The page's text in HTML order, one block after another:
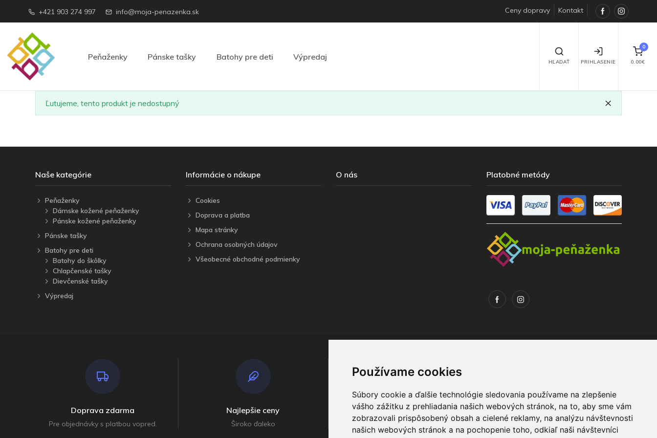
Používame cookies
Súbory cookie a ďalšie technológie sledovania používame na zlepšenie
vášho zážitku z prehliadania našich webových stránok, na to, aby sme vám
zobrazovali prispôsobený obsah a cielené reklamy, na analýzu návštevnosti
našich webových stránok a na pochopenie toho, odkiaľ naši návštevníci
+421 903 274 997 info@moja-penazenka.sk Ceny dopravy Kontakt Facebook
Peňaženky Pánske tašky Batohy pre deti Výpredaj
HĽADAŤ PRIHLASENIE
0
0.00€
×
Ľutujeme, tento produkt je nedostupný
Naše kategórie
Peňaženky
Dámske kožené peňaženky
Pánske kožené peňaženky
Pánske tašky
Batohy pre deti
Batohy do škôlky
Chlapčenské tašky
Dievčenské tašky
Výpredaj
Informácie o nákupe
Cookies
Doprava a platba
Mapa stránky
Ochrana osobných údajov
Všeobecné obchodné podmienky
O nás Platobné metódy
Doprava zdarma
Pre objednávky s platbou vopred.
Najlepšie ceny
Široko ďaleko
Odosielame
V príebehu do 4 dní
Máte otázky ?
+421 903 274 997